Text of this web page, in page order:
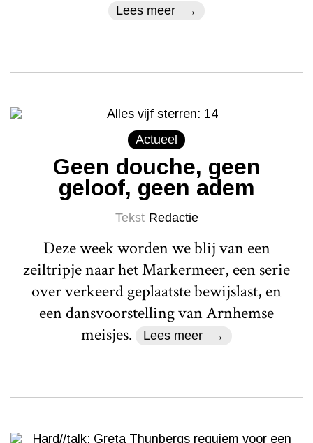
Lees meer
Actueel
Geen douche, geen
geloof, geen adem
Tekst Redactie
Deze week worden we blij van een
zeiltripje naar het Markermeer, een serie
over verkeerd geplaatste bewijslast, en
een dansvoorstelling van Arnhemse
meisjes.
Lees meer